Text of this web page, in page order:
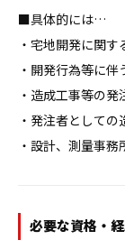
■具体的には…
・宅地開発に関
・開発行為等に伴
・造成工事等の発
・発注者としての
・設計、測量事
必要な資格・